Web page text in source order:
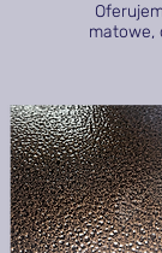
matowe,